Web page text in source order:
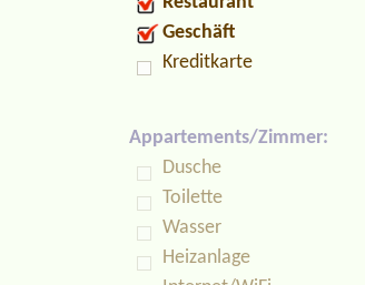
Geschäft
Kreditkarte
Appartements/Zimmer:
Dusche
Toilette
Wasser
Heizanlage